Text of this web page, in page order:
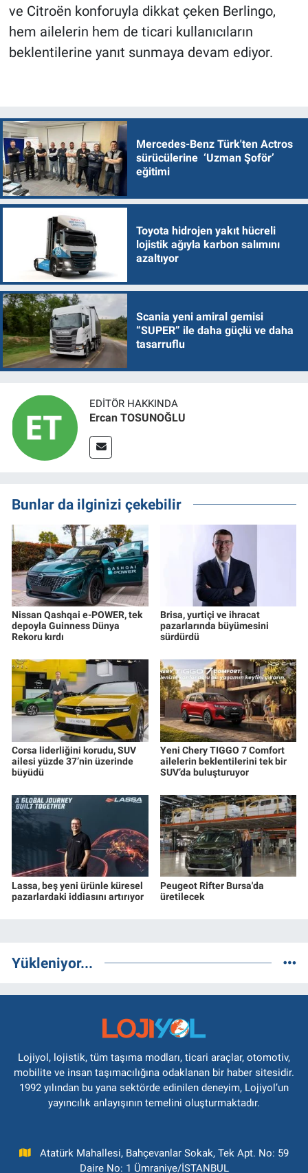
ve Citroën konforuyla dikkat çeken Berlingo,
hem ailelerin hem de ticari kullanıcıların
beklentilerine yanıt sunmaya devam ediyor.
Mercedes-Benz Türk'ten Actros
sürücülerine ‘Uzman Şoför’
eğitimi
Toyota hidrojen yakıt hücreli
lojistik ağıyla karbon salımını
azaltıyor
Scania yeni amiral gemisi
“SUPER” ile daha güçlü ve daha
tasarruflu
EDITÖR HAKKINDA
Ercan TOSUNOĞLU
Bunlar da ilginizi çekebilir
Nissan Qashqai e-POWER, tek
depoyla Guinness Dünya
Rekoru kırdı
Brisa, yurtiçi ve ihracat
pazarlarında büyümesini
sürdürdü
Corsa liderliğini korudu, SUV
ailesi yüzde 37’nin üzerinde
büyüdü
Yeni Chery TIGGO 7 Comfort
ailelerin beklentilerini tek bir
SUV’da buluşturuyor
Lassa, beş yeni ürünle küresel
pazarlardaki iddiasını artırıyor
Peugeot Rifter Bursa'da
üretilecek
Yükleniyor...
Lojiyol, lojistik, tüm taşıma modları, ticari araçlar, otomotiv,
mobilite ve insan taşımacılığına odaklanan bir haber sitesidir.
1992 yılından bu yana sektörde edinilen deneyim, Lojiyol’un
yayıncılık anlayışının temelini oluşturmaktadır.
Atatürk Mahallesi, Bahçevanlar Sokak, Tek Apt. No: 59
Daire No: 1 Ümraniye/İSTANBUL